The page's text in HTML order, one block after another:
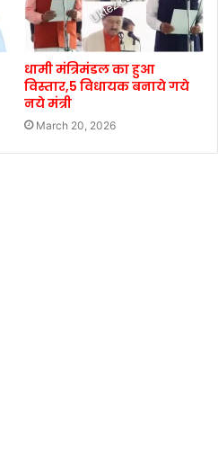
धामी मंत्रिमंडल का हुआ
विस्तार,5 विधायक बनाये गये
नये मंत्री
March 20, 2026